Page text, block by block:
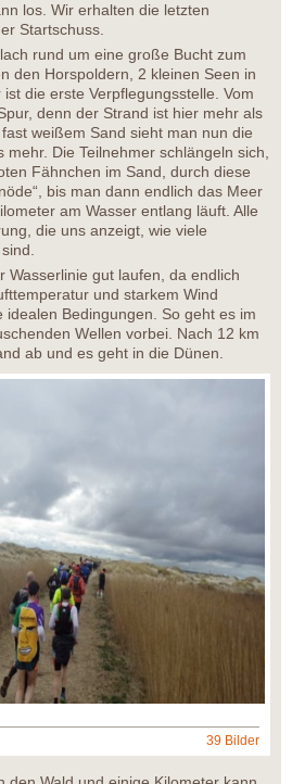
los. Wir erhalten die letzten
Startschuss.
rund um eine große Bucht zum
den Horspoldern, 2 kleinen Seen in
die erste Verpflegungsstelle. Vom
denn der Strand ist hier mehr als
weißem Sand sieht man nun die
mehr. Die Teilnehmer schlängeln sich,
Fähnchen im Sand, durch diese
bis man dann endlich das Meer
am Wasser entlang läuft. Alle
die uns anzeigt, wie viele
Wasserlinie gut laufen, da endlich
und starkem Wind
idealen Bedingungen. So geht es im
Wellen vorbei. Nach 12 km
ab und es geht in die Dünen.
39 Bilder